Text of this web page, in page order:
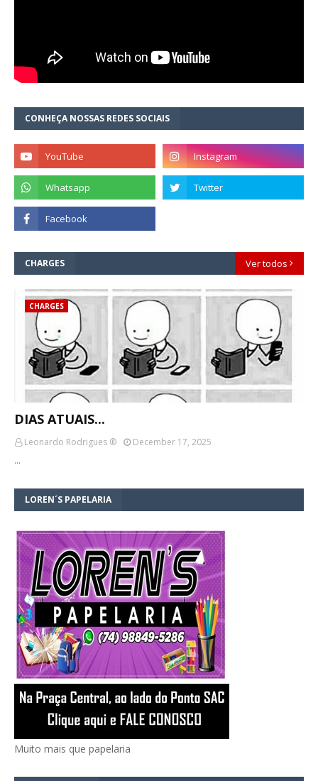
CONHEÇA NOSSAS REDES SOCIAIS
CHARGES Ver todos
CHARGES
DIAS ATUAIS...
Leonardo Rodrigues ®
December 17, 2025
…
LOREN´S PAPELARIA
Muito mais que papelaria